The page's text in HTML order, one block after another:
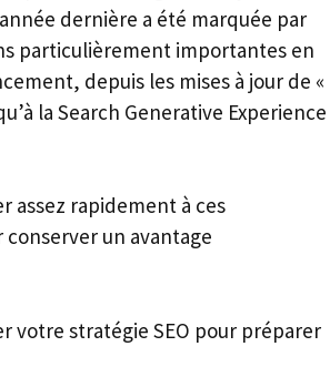
dernière a été marquée par
particulièrement importantes en
depuis les mises à jour de «
la Search Generative Experience
assez rapidement à ces
un avantage
votre stratégie SEO pour préparer